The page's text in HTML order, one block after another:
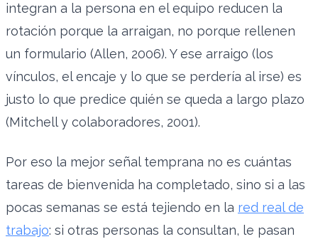
integran a la persona en el equipo reducen la
rotación porque la arraigan, no porque rellenen
un formulario (Allen, 2006). Y ese arraigo (los
vínculos, el encaje y lo que se perdería al irse) es
justo lo que predice quién se queda a largo plazo
(Mitchell y colaboradores, 2001).
Por eso la mejor señal temprana no es cuántas
tareas de bienvenida ha completado, sino si a las
pocas semanas se está tejiendo en la red real de
trabajo: si otras personas la consultan, le pasan